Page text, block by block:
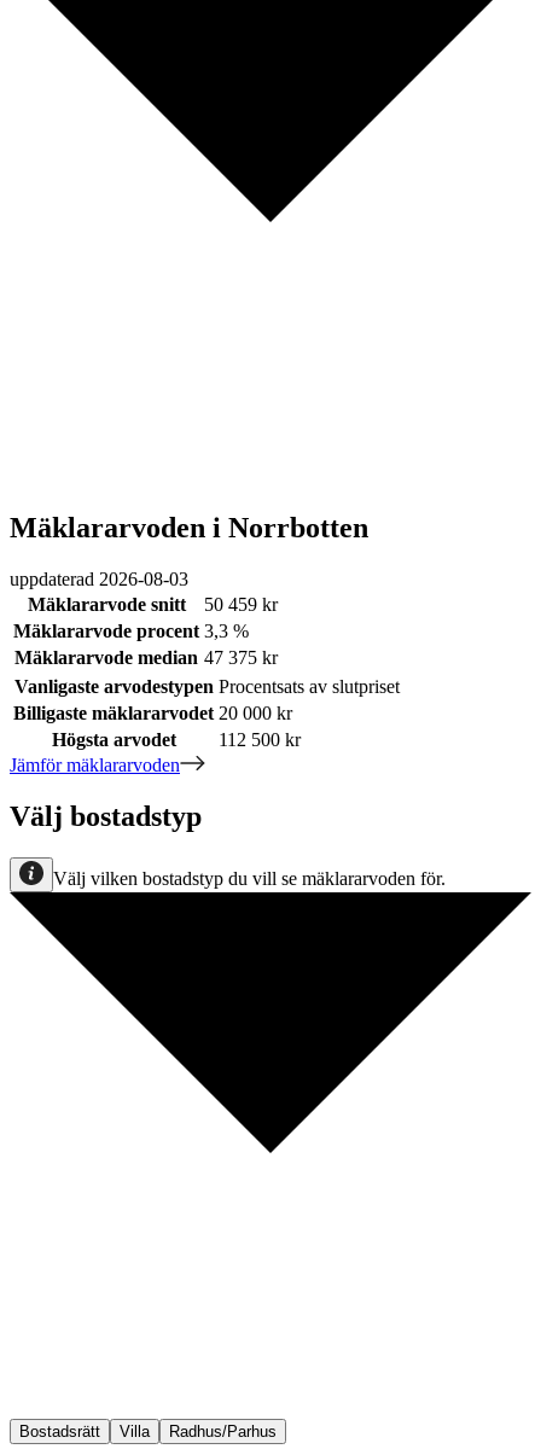
Mäklararvoden i Norrbotten
uppdaterad 2026-08-03
Mäklararvode snitt
50 459 kr
Mäklararvode procent 3,3 %
Mäklararvode median 47 375 kr
Vanligaste arvodestypen Procentsats av slutpriset
Billigaste mäklararvodet 20 000 kr
Högsta arvodet
112 500 kr
Jämför mäklararvoden
Välj bostadstyp
Välj vilken bostadstyp du vill se mäklararvoden för.
Bostadsrätt Villa Radhus/Parhus